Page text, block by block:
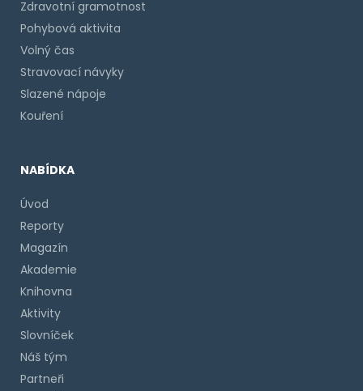
Zdravotní gramotnost
Pohybová aktivita
Volný čas
Stravovací návyky
Slazené nápoje
Kouření
NABÍDKA
Úvod
Reporty
Magazín
Akademie
Knihovna
Aktivity
Slovníček
Náš tým
Partneři